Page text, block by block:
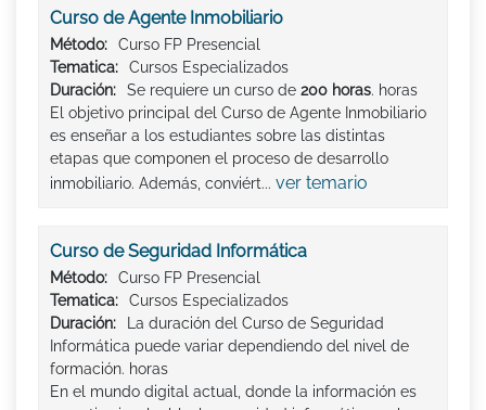
Curso de Agente Inmobiliario
Método:
Curso FP Presencial
Tematica:
Cursos Especializados
Duración:
Se requiere un curso de 200 horas. horas
El objetivo principal del Curso de Agente Inmobiliario
es enseñar a los estudiantes sobre las distintas
etapas que componen el proceso de desarrollo
inmobiliario. Además, conviért... ver temario
Curso de Seguridad Informática
Método:
Curso FP Presencial
Tematica:
Cursos Especializados
Duración:
La duración del Curso de Seguridad
Informática puede variar dependiendo del nivel de
formación. horas
En el mundo digital actual, donde la información es